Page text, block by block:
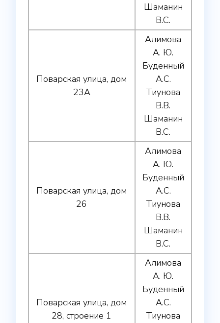
Шаманин
В.С.
Поварская улица, дом
23А
Алимова
А. Ю.
Буденный
А.С.
Тиунова
В.В.
Шаманин
В.С.
Поварская улица, дом
26
Алимова
А. Ю.
Буденный
А.С.
Тиунова
В.В.
Шаманин
В.С.
Поварская улица, дом
28, строение 1
Алимова
А. Ю.
Буденный
А.С.
Тиунова